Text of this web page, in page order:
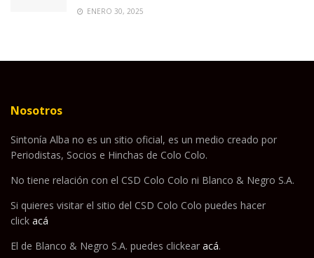
ENERO 30, 2025
Nosotros
Sintonía Alba no es un sitio oficial, es un medio creado por
Periodistas, Socios e Hinchas de Colo Colo.
No tiene relación con el CSD Colo Colo ni Blanco & Negro S.A.
Si quieres visitar el sitio del CSD Colo Colo puedes hacer
click acá
El de Blanco & Negro S.A. puedes clickear acá.